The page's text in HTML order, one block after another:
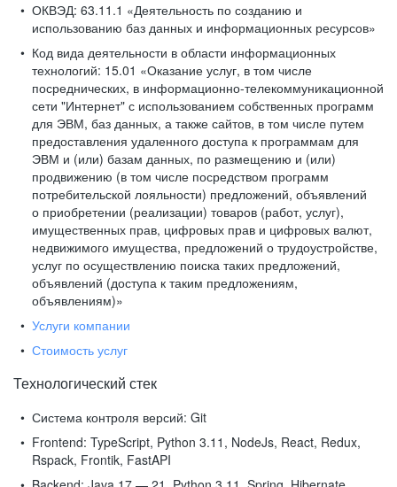
ОКВЭД: 63.11.1 «Деятельность по созданию и
использованию баз данных и информационных ресурсов»
Код вида деятельности в области информационных
технологий: 15.01 «Оказание услуг, в том числе
посреднических, в информационно-телекоммуникационной
сети "Интернет" с использованием собственных программ
для ЭВМ, баз данных, а также сайтов, в том числе путем
предоставления удаленного доступа к программам для
ЭВМ и (или) базам данных, по размещению и (или)
продвижению (в том числе посредством программ
потребительской лояльности) предложений, объявлений
о приобретении (реализации) товаров (работ, услуг),
имущественных прав, цифровых прав и цифровых валют,
недвижимого имущества, предложений о трудоустройстве,
услуг по осуществлению поиска таких предложений,
объявлений (доступа к таким предложениям,
объявлениям)»
Услуги компании
Стоимость услуг
Технологический стек
Система контроля версий: Git
Frontend: TypeScript, Python 3.11, NodeJs, React, Redux,
Rspack, Frontik, FastAPI